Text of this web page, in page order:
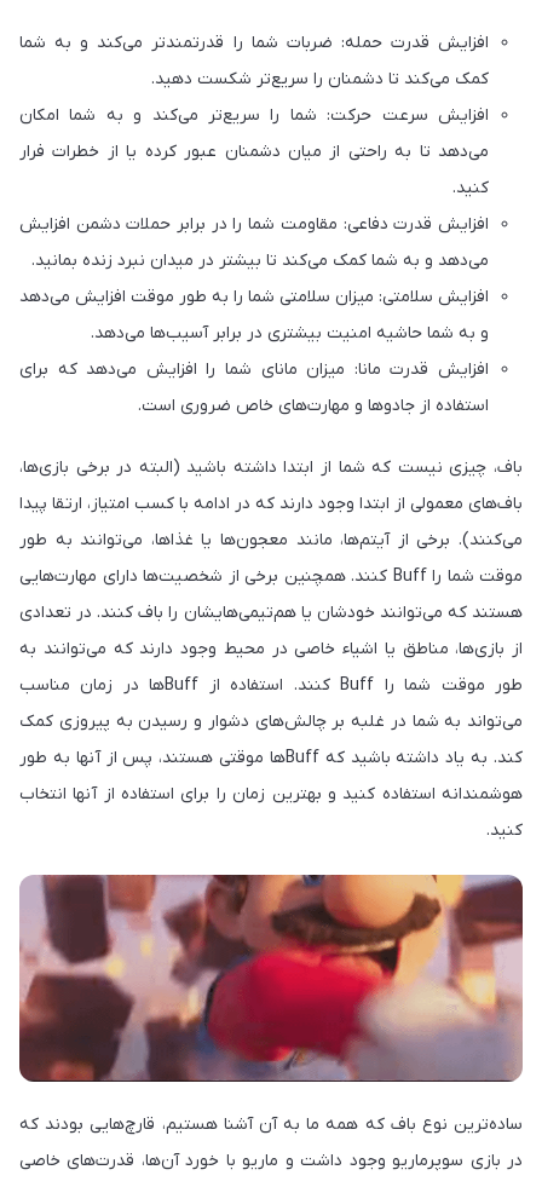
افزایش قدرت حمله: ضربات شما را قدرتمندتر می‌کند و به شما
کمک می‌کند تا دشمنان را سریع‌تر شکست دهید.
افزایش سرعت حرکت: شما را سریع‌تر می‌کند و به شما امکان
می‌دهد تا به راحتی از میان دشمنان عبور کرده یا از خطرات فرار
کنید.
افزایش قدرت دفاعی: مقاومت شما را در برابر حملات دشمن افزایش
می‌دهد و به شما کمک می‌کند تا بیشتر در میدان نبرد زنده بمانید.
افزایش سلامتی: میزان سلامتی شما را به طور موقت افزایش می‌دهد
و به شما حاشیه امنیت بیشتری در برابر آسیب‌ها می‌دهد.
افزایش قدرت مانا: میزان مانای شما را افزایش می‌دهد که برای
استفاده از جادوها و مهارت‌های خاص ضروری است.
باف، چیزی نیست که شما از ابتدا داشته باشید (البته در برخی بازی‌ها،
باف‌های معمولی از ابتدا وجود دارند که در ادامه با کسب امتیاز، ارتقا پیدا
می‌کنند). برخی از آیتم‌ها، مانند معجون‌ها یا غذاها، می‌توانند به طور
موقت شما را Buff کنند. همچنین برخی از شخصیت‌ها دارای مهارت‌هایی
هستند که می‌توانند خودشان یا هم‌تیمی‌هایشان را باف کنند. در تعدادی
از بازی‌ها، مناطق یا اشیاء خاصی در محیط وجود دارند که می‌توانند به
طور موقت شما را Buff کنند. استفاده از Buff‌ها در زمان مناسب
می‌تواند به شما در غلبه بر چالش‌های دشوار و رسیدن به پیروزی کمک
کند. به یاد داشته باشید که Buff‌ها موقتی هستند، پس از آنها به طور
هوشمندانه استفاده کنید و بهترین زمان را برای استفاده از آنها انتخاب
کنید.
ساده‌ترین نوع باف که همه ما به آن آشنا هستیم، قارچ‌هایی بودند که
در بازی سوپرماریو وجود داشت و ماریو با خورد آن‌ها، قدرت‌های خاصی